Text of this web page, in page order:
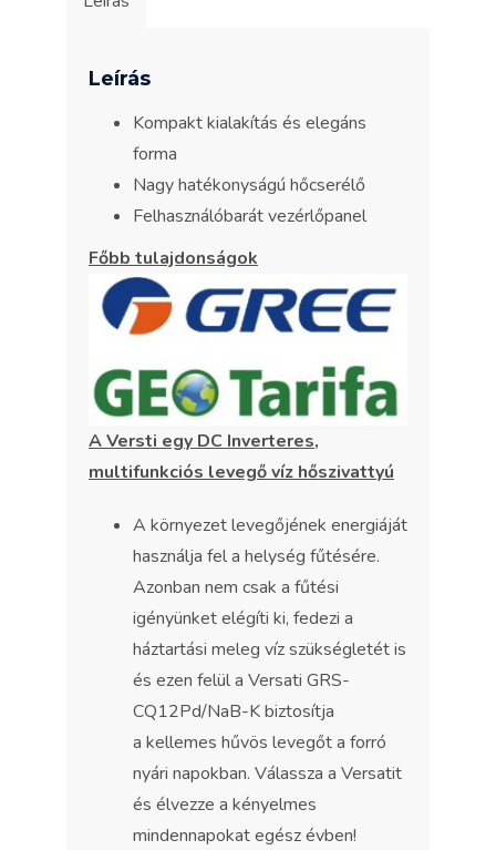
VÍZ
mennyiség
Leírás
Kompakt kialakítás és elegáns
forma
Nagy hatékonyságú hőcserélő
Felhasználóbarát vezérlőpanel
Főbb tulajdonságok
A Versti egy DC Inverteres,
multifunkciós levegő víz hőszivattyú
A környezet levegőjének energiáját
használja fel a helység fűtésére.
Azonban nem csak a fűtési
igényünket elégíti ki, fedezi a
háztartási meleg víz szükségletét is
és ezen felül a Versati GRS-
CQ12Pd/NaB-K biztosítja
a kellemes hűvös levegőt a forró
nyári napokban. Válassza a Versatit
és élvezze a kényelmes
mindennapokat egész évben!